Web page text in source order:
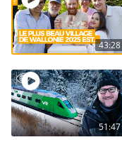
43:28
51:47